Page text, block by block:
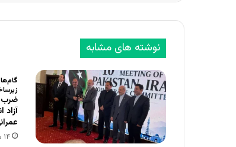
نوشته های مشابه
آزاد
۱۴ مرداد , ۱۴۰۵